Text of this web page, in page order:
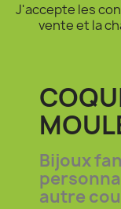
J'accepte les
vente et la
Bijoux
autre